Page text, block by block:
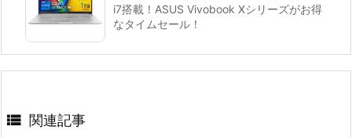
i7搭載！ASUS Vivobook Xシリーズがお得
なタイムセール！
 関連記事